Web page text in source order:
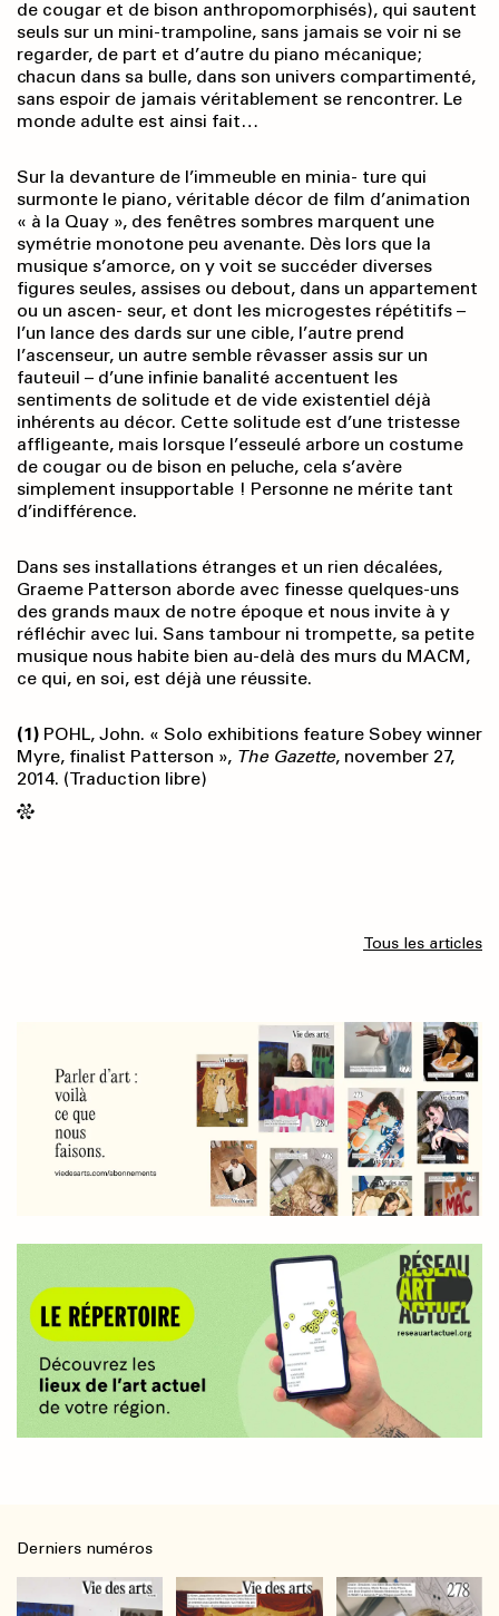
de cougar et de bison anthropomorphisés), qui sautent
seuls sur un mini-trampoline, sans jamais se voir ni se
regarder, de part et d’autre du piano mécanique;
chacun dans sa bulle, dans son univers compartimenté,
sans espoir de jamais véritablement se rencontrer. Le
monde adulte est ainsi fait…
Sur la devanture de l’immeuble en minia- ture qui
surmonte le piano, véritable décor de film d’animation
« à la Quay », des fenêtres sombres marquent une
symétrie monotone peu avenante. Dès lors que la
musique s’amorce, on y voit se succéder diverses
figures seules, assises ou debout, dans un appartement
ou un ascen- seur, et dont les microgestes répétitifs –
l’un lance des dards sur une cible, l’autre prend
l’ascenseur, un autre semble rêvasser assis sur un
fauteuil – d’une infinie banalité accentuent les
sentiments de solitude et de vide existentiel déjà
inhérents au décor. Cette solitude est d’une tristesse
affligeante, mais lorsque l’esseulé arbore un costume
de cougar ou de bison en peluche, cela s’avère
simplement insupportable ! Personne ne mérite tant
d’indifférence.
Dans ses installations étranges et un rien décalées,
Graeme Patterson aborde avec finesse quelques-uns
des grands maux de notre époque et nous invite à y
réfléchir avec lui. Sans tambour ni trompette, sa petite
musique nous habite bien au-delà des murs du MACM,
ce qui, en soi, est déjà une réussite.
(1) POHL, John. « Solo exhibitions feature Sobey winner
Myre, finalist Patterson », The Gazette, november 27,
2014. (Traduction libre)
Tous les articles
Derniers numéros